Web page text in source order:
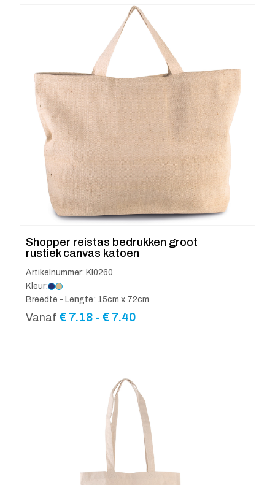
Shopper reistas bedrukken groot
rustiek canvas katoen
Artikelnummer: KI0260
Kleur:
Breedte - Lengte: 15cm x 72cm
Vanaf € 7.18 - € 7.40